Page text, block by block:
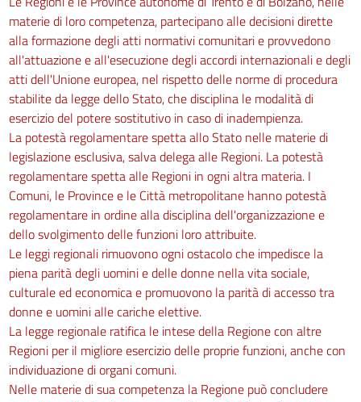
126
127
128
129
130
Sezione V
Ponteggi fissi
131
132
133
134
135
136
137
138
materie di loro competenza, partecipano alle decisioni dirette
alla formazione degli atti normativi comunitari e provvedono
all'attuazione e all'esecuzione degli accordi internazionali e degli
atti dell'Unione europea, nel rispetto delle norme di procedura
stabilite da legge dello Stato, che disciplina le modalità di
esercizio del potere sostitutivo in caso di inadempienza.
La potestà regolamentare spetta allo Stato nelle materie di
legislazione esclusiva, salva delega alle Regioni. La potestà
regolamentare spetta alle Regioni in ogni altra materia. I
Comuni, le Province e le Città metropolitane hanno potestà
regolamentare in ordine alla disciplina dell'organizzazione e
dello svolgimento delle funzioni loro attribuite.
Le leggi regionali rimuovono ogni ostacolo che impedisce la
piena parità degli uomini e delle donne nella vita sociale,
culturale ed economica e promuovono la parità di accesso tra
donne e uomini alle cariche elettive.
La legge regionale ratifica le intese della Regione con altre
Regioni per il migliore esercizio delle proprie funzioni, anche con
individuazione di organi comuni.
Nelle materie di sua competenza la Regione può concludere